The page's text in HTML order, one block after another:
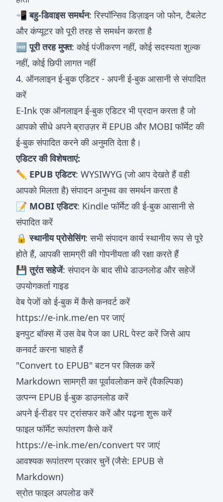
📲 बहु-डिवाइस समर्थन: रिस्पॉन्सिव डिज़ाइन जो फोन, टैबलेट
और कंप्यूटर को पूरी तरह से समर्थन करता है
🆓 पूरी तरह मुफ्त: कोई पंजीकरण नहीं, कोई सदस्यता शुल्क
नहीं, कोई छिपी लागत नहीं
4. ऑनलाइन ई-बुक एडिटर - अपनी ई-बुक आसानी से संपादित
करें
E-Ink एकऑनलाइन ई-बुक एडिटर भी प्रदान करता है जो
आपको सीधे अपने ब्राउज़र में EPUB और MOBI फॉर्मेट की
ई-बुक संपादित करने की अनुमति देता है।
एडिटर की विशेषताएं:
✏️ EPUB एडिटर: WYSIWYG (जो आप देखते हैं वही
आपको मिलता है) संपादन अनुभव का समर्थन करता है
📝 MOBI एडिटर: Kindle फॉर्मेट की ई-बुक आसानी से
संपादित करें
🔒 स्थानीय प्रोसेसिंग: सभी संपादन कार्य स्थानीय रूप से पूरे
होते हैं, आपकी सामग्री की गोपनीयता की रक्षा करते हैं
💾 तुरंत सहेजें: संपादन के बाद सीधे डाउनलोड और सहेजें
उपयोगकर्ता गाइड
वेब पेजों को ई-बुक में कैसे कनवर्ट करें
https://e-ink.me/en पर जाएं
इनपुट बॉक्स में उस वेब पेज का URL पेस्ट करें जिसे आप
कनवर्ट करना चाहते हैं
"Convert to EPUB" बटन पर क्लिक करें
Markdown सामग्री का पूर्वावलोकन करें (वैकल्पिक)
उत्पन्न EPUB ई-बुक डाउनलोड करें
अपने ई-रीडर पर ट्रांसफर करें और पढ़ना शुरू करें
फाइल फॉर्मेट रूपांतरण कैसे करें
https://e-ink.me/en/convert पर जाएं
आवश्यक रूपांतरण प्रकार चुनें (जैसे: EPUB से
Markdown)
स्रोत फाइल अपलोड करें